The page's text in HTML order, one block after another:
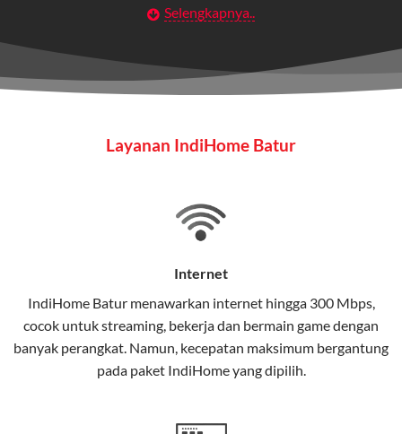
Layanan Wifi Indihome ini dirancang untuk
maupun individu yang membutuhkan konektivitas dan
hiburan berkualitas tinggi.
pengguna rumah dan bisnis.
stabil, dan memiliki berbagai pilihan paket IndiHome
Selain internet, layanan IndiHome juga mencakup TV
interaktif (IndiHome TV) dan telepon rumah dalam
satu paket.
Teknologi di Balik WiFi IndiHome
Selengkapnya..
Layanan IndiHome Batur
Internet
IndiHome Batur menawarkan internethingga 300 Mbps,
cocok untuk streaming, bekerja dan bermain game dengan
banyak perangkat. Namun, kecepatan maksimum bergantung
pada paket IndiHome yang dipilih.